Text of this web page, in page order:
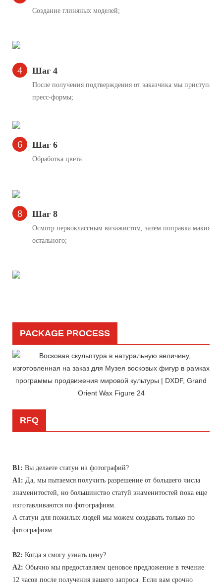
Создание глиняных моделей;
4 Шаг 4
После получения подтверждения от заказчика мы
пресс-формы;
6 Шаг 6
Обработка цвета
8 Шаг 8
Осмотр первоклассным визажистом, затем поправка макияжа
остального;
PACKAGE PROCESS
RFQ
В1: Вы делаете статуи из фотографий?
A1: Да, мы пытаемся получить разрешение от большего числа
знаменитостей, но большинство статуй знаменитостей пока еще
изготавливаются по фотографиям.
А статуи для пожилых людей мы можем создавать только по
фотографиям.
В2: Когда я смогу узнать цену?
A2: Обычно мы предоставляем ценовое предложение в течение
12 часов после получения вашего запроса. Если вам срочно